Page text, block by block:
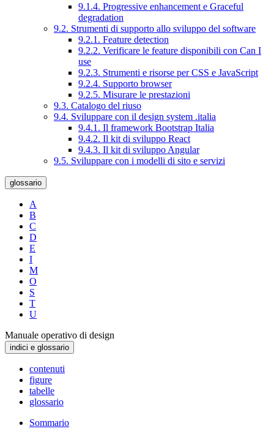
9.1.4. Progressive enhancement e Graceful
degradation
9.2. Strumenti di supporto allo sviluppo del software
9.2.1. Feature detection
9.2.2. Verificare le feature disponibili con Can I
use
9.2.3. Strumenti e risorse per CSS e JavaScript
9.2.4. Supporto browser
9.2.5. Misurare le prestazioni
9.3. Catalogo del riuso
9.4. Sviluppare con il design system .italia
9.4.1. Il framework Bootstrap Italia
9.4.2. Il kit di sviluppo React
9.4.3. Il kit di sviluppo Angular
9.5. Sviluppare con i modelli di sito e servizi
glossario
A
B
C
D
E
I
M
O
S
T
U
Manuale operativo di design
indici e glossario
contenuti
figure
tabelle
glossario
Sommario